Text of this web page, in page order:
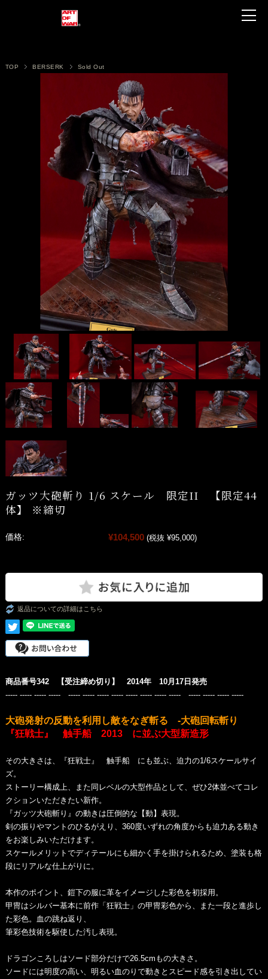
TOP BERSERK Sold Out
ガッツ大砲斬り 1/6 スケール 限定II 【限定44
体】 ※締切
価格: ¥104,500 (税抜 ¥95,000)
返品についての詳細はこちら
商品番号342 【受注締め切り】 2014年 10月17日発売
----- ----- ----- ----- ----- ----- ----- ----- ----- ----- ----- ----- ----- ----- ----- -----
大砲発射の反動を利用し敵をなぎ斬る -大砲回転斬り
『狂戦士』 触手船 2013 に並ぶ大型新造形
その大きさは、『狂戦士』 触手船 にも並ぶ、迫力の1/6スケールサイ
ズ。
ストーリー構成上、また同レベルの大型作品として、ぜひ2体並べてコレ
クションいただきたい新作。
『ガッツ大砲斬り』の動きは圧倒的な【動】表現。
剣の振りやマントのひるがえり、360度いずれの角度からも迫力ある動き
をお楽しみいただけます。
スケールメリットでディテールにも細かく手を掛けられるため、塗装も格
段にリアルな仕上がりに。
本作のポイント、鎧下の服に革をイメージした彩色を初採用。
甲冑はシルバー基本に前作「狂戦士」の甲冑彩色から、また一段と進歩し
た彩色。血の跳ね返り、
筆彩色技術を駆使した汚し表現。
ドラゴンころしはソード部分だけで26.5cmもの大きさ。
ソードには明度の高い、明るい血のりで動きとスピード感を引き出してい